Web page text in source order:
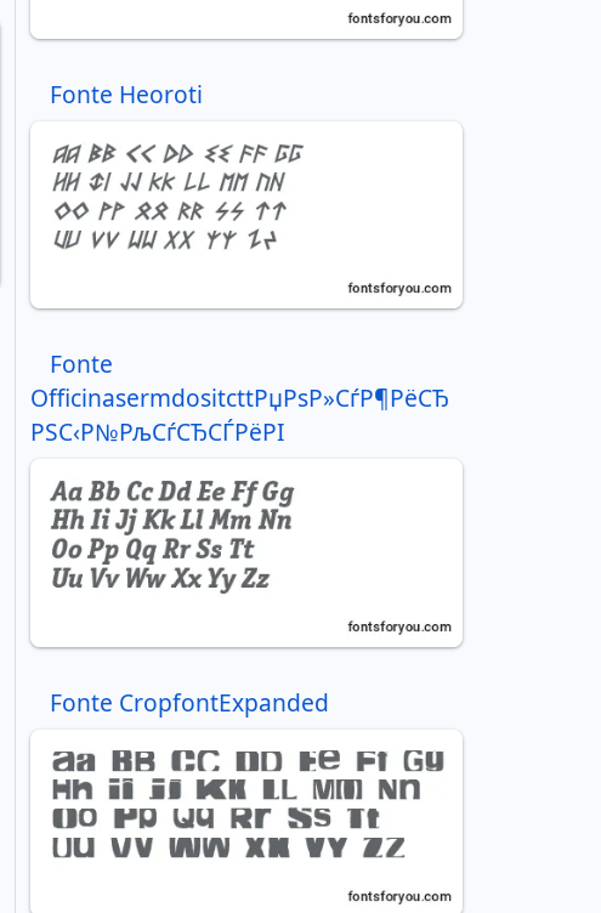
Fonte Heoroti
Fonte
OfficinasermdositcttРџРѕР»СѓР¶РёСЂ
РЅС‹Р№РљСѓСЂСЃРёРІ
Fonte CropfontExpanded